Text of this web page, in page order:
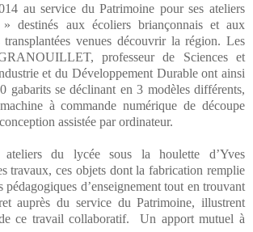
au service du Patrimoine pour ses ateliers
» destinés aux écoliers briançonnais et aux
transplantées venues découvrir la région. Les
professeur de Sciences et
et du Développement Durable ont ainsi
gabarits se déclinant en 3 modèles différents,
à commande numérique de découpe
assistée par ordinateur.
ateliers du lycée sous la houlette d’Yves
travaux, ces objets dont la fabrication remplie
d’enseignement tout en trouvant
auprès du service du Patrimoine, illustrent
ce travail collaboratif.
Un apport mutuel à